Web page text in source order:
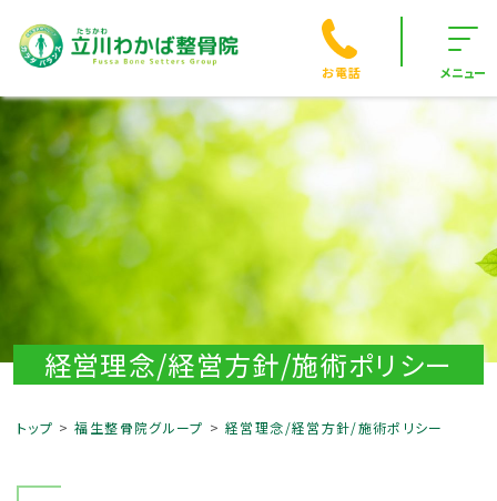
お電話 メニュー
経営理念/経営方針/施術ポリシー
トップ 福生整骨院グループ 経営理念/経営方針/施術ポリシー